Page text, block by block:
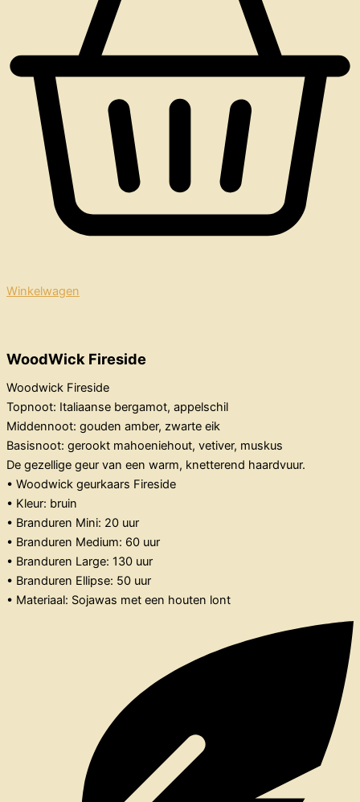
Winkelwagen
WoodWick Fireside
Woodwick Fireside
Topnoot: Italiaanse bergamot, appelschil
Middennoot: gouden amber, zwarte eik
Basisnoot: gerookt mahoeniehout, vetiver, muskus
De gezellige geur van een warm, knetterend haardvuur.
• Woodwick geurkaars Fireside
• Kleur: bruin
• Branduren Mini: 20 uur
• Branduren Medium: 60 uur
• Branduren Large: 130 uur
• Branduren Ellipse: 50 uur
• Materiaal: Sojawas met een houten lont